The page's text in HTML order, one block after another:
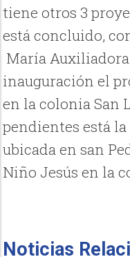
tiene otros 3
está concluido,
María
inauguración el
en la colonia San
pendientes está
ubicada en san
Niño Jesús en la
Noticias